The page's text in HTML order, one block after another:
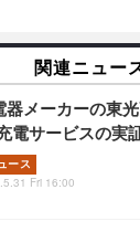
関連ニュー
器メーカーの東
電サービスの実
ース
Fri 16:00